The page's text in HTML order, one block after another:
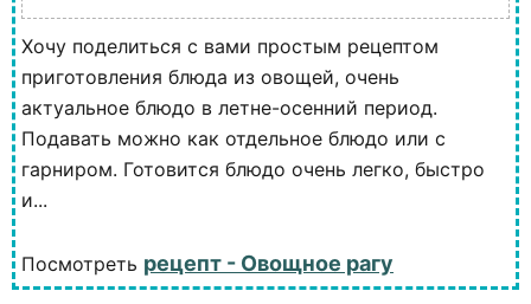
Хочу поделиться с вами простым рецептом
приготовления блюда из овощей, очень
актуальное блюдо в летне-осенний период.
Подавать можно как отдельное блюдо или с
гарниром. Готовится блюдо очень легко, быстро
и...
Посмотреть рецепт - Овощное рагу